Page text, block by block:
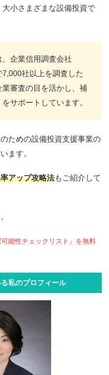
小さまざまな設備投資で
企業信用調査会社
7,000社以上を調査した
業審査の目を活かし、補
サポートしています。
ための設備投資支援事業の
ます。
アップ攻略法もご紹介して
能性チェックリスト』を無料
私のプロフィール